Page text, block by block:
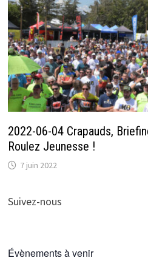
2022-06-04 Crapauds,
Roulez Jeunesse !
7 juin 2022
Suivez-nous
Évènements à venir